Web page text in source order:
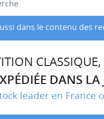
dans le contenu des
DANS LA
leader en France